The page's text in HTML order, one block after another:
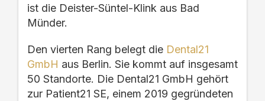
ist die Deister-Süntel-Klink aus Bad
Münder.
Den vierten Rang belegt die Dental21
GmbH aus Berlin. Sie kommt auf insgesamt
50 Standorte. Die Dental21 GmbH gehört
zur Patient21 SE, einem 2019 gegründeten